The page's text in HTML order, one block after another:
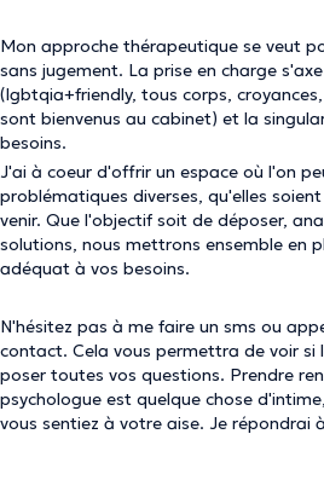
Mon approche thérapeutique se veut
sans jugement. La prise en charge
(lgbtqia+friendly, tous corps,
sont bienvenus au cabinet) et la
besoins.
J'ai à coeur d'offrir un espace où l'on
problématiques diverses, qu'elles
venir. Que l'objectif soit de déposer,
solutions, nous mettrons ensemble en
adéquat à vos besoins.
N'hésitez pas à me faire un sms ou
contact. Cela vous permettra de voir
poser toutes vos questions. Prendre
psychologue est quelque chose
vous sentiez à votre aise. Je répondrai